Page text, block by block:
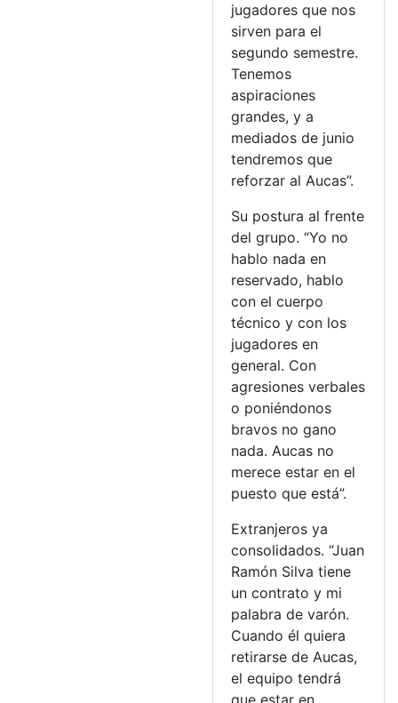
jugadores que nos
sirven para el
segundo semestre.
Tenemos
aspiraciones
grandes, y a
mediados de junio
tendremos que
reforzar al Aucas”.
Su postura al frente
del grupo. “Yo no
hablo nada en
reservado, hablo
con el cuerpo
técnico y con los
jugadores en
general. Con
agresiones verbales
o poniéndonos
bravos no gano
nada. Aucas no
merece estar en el
puesto que está”.
Extranjeros ya
consolidados. “Juan
Ramón Silva tiene
un contrato y mi
palabra de varón.
Cuando él quiera
retirarse de Aucas,
el equipo tendrá